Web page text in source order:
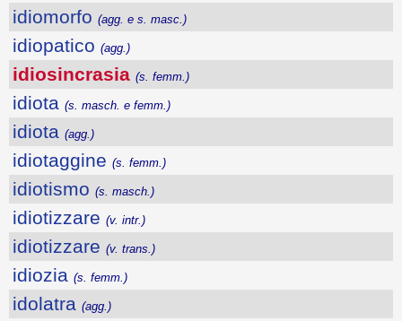
idiomorfo (agg. e s. masc.)
idiopatico (agg.)
idiosincrasia (s. femm.)
idiota (s. masch. e femm.)
idiota (agg.)
idiotaggine (s. femm.)
idiotismo (s. masch.)
idiotizzare (v. intr.)
idiotizzare (v. trans.)
idiozia (s. femm.)
idolatra (agg.)